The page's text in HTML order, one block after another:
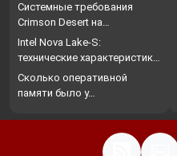
Системные требования
Crimson Desert на…
Intel Nova Lake-S:
технические характеристики,
…
Сколько оперативной
памяти было у…